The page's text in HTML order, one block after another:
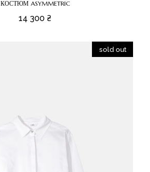
КОСТЮМ ASYMMETRIC
14 300 ₴
sold out